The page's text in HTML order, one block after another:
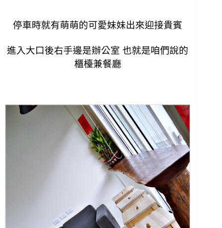
停車時就有萌萌的可愛妹妹出來迎接貴賓
進入大口後右手邊是辦公室也就是咱們說的
櫃檯兼餐廳